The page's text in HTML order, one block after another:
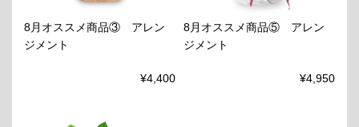
8月オススメ商品③ アレン
ジメント
¥4,400
8月オススメ商品⑤ アレン
ジメント
¥4,950